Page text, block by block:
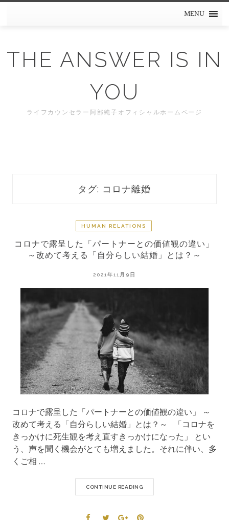
MENU
THE ANSWER IS IN
YOU
ライフカウンセラー阿部純子オフィシャルホームページ
タグ: コロナ離婚
HUMAN RELATIONS
コロナで露呈した「パートナーとの価値観の違い」
～改めて考える「自分らしい結婚」とは？～
2021年11月9日
コロナで露呈した「パートナーとの価値観の違い」 ～
改めて考える「自分らしい結婚」とは？～ 「コロナを
きっかけに死生観を考え直すきっかけになった」 とい
う、声を聞く機会がとても増えました。それに伴い、多
くご相 …
CONTINUE READING